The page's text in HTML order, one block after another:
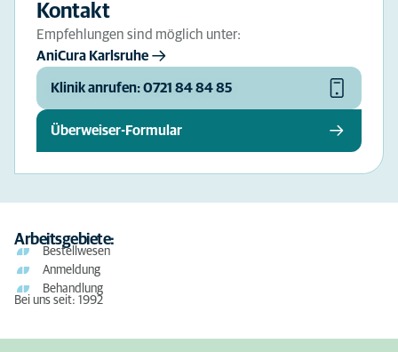
Kontakt
Empfehlungen sind möglich unter:
AniCura Karlsruhe
Klinik anrufen: 0721 84 84 85
Überweiser-Formular
Arbeitsgebiete:
Bestellwesen
Anmeldung
Behandlung
Bei uns seit: 1992